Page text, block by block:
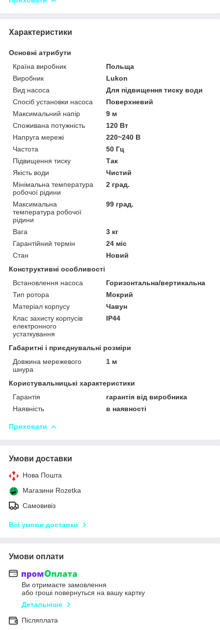
Характеристики
Основні атрибути
Країна виробник
Польща
Виробник
Lukon
Вид насоса
Для підвищення тиску води
Спосіб установки насоса
Поверхневий
Максимальний напір
9 м
Споживана потужність
120 Вт
Напруга мережі
220~240 В
Частота
50 Гц
Підвищення тиску
Так
Якість води
Чистий
Мінімальна температура
робочої рідини
2 град.
Максимальна
температура робочої
рідини
99 град.
Вага
3 кг
Гарантійний термін
24 міс
Стан
Новий
Конструктивні особливості
Встановлення насоса
Горизонтальна/вертикальна
Тип ротора
Мокрий
Матеріал корпусу
Чавун
Клас захисту корпусів
електронного
устаткування
IP44
Габаритні і приєднувальні розміри
Довжина мережевого
шнура
1 м
Користувальницькі характеристики
Гарантія
гарантія від виробника
Наявність
в наявності
Приховати
Умови доставки
Нова Пошта
Магазини Rozetka
Самовивіз
Всі умови доставки
Умови оплати
Ви отримаєте замовлення
або гроші повернуться на вашу картку
Детальніше
Післяплата